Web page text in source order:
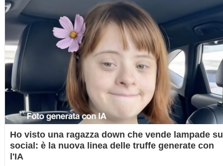
Ho visto una ragazza down che vende lampade
social: è la nuova linea delle truffe generate con
l'IA